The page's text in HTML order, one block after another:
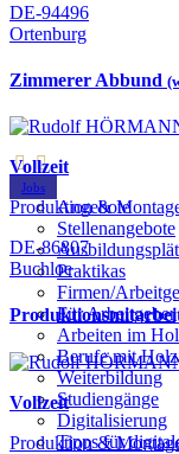
Jobs
Angebote
Stellenangebote
Praktikas
Firmen/
Für Arbeitgeber
Arbeiten im
Berufe mit Holz
Weiterbildung
Studiengänge
Digitalisierung
Tipps für
DE-94496
Ortenburg
Zimmerer Abbund
Vollzeit
Produktion &
DE-86807
Buchloe
Vollzeit
Produktion &